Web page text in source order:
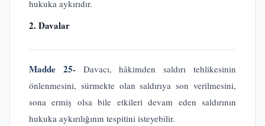
hukuka aykırıdır.
2. Davalar
Madde 25-Davacı, hâkimden saldırı tehlikesinin
önlenmesini, sürmekte olan saldırıya son verilmesini,
sona ermiş olsa bile etkileri devam eden saldırının
hukuka aykırılığının tespitini isteyebilir.